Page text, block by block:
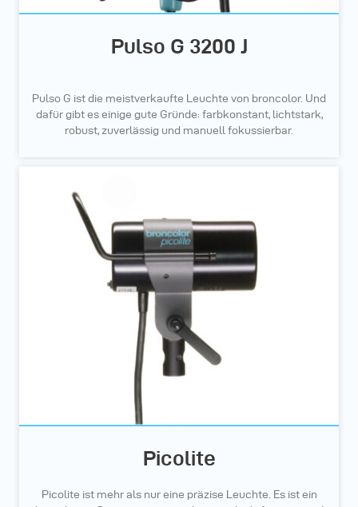
Pulso G 3200 J
Pulso G ist die meistverkaufte Leuchte von broncolor. Und
dafür gibt es einige gute Gründe: farbkonstant, lichtstark,
robust, zuverlässig und manuell fokussierbar.
Picolite
Picolite ist mehr als nur eine präzise Leuchte. Es ist ein